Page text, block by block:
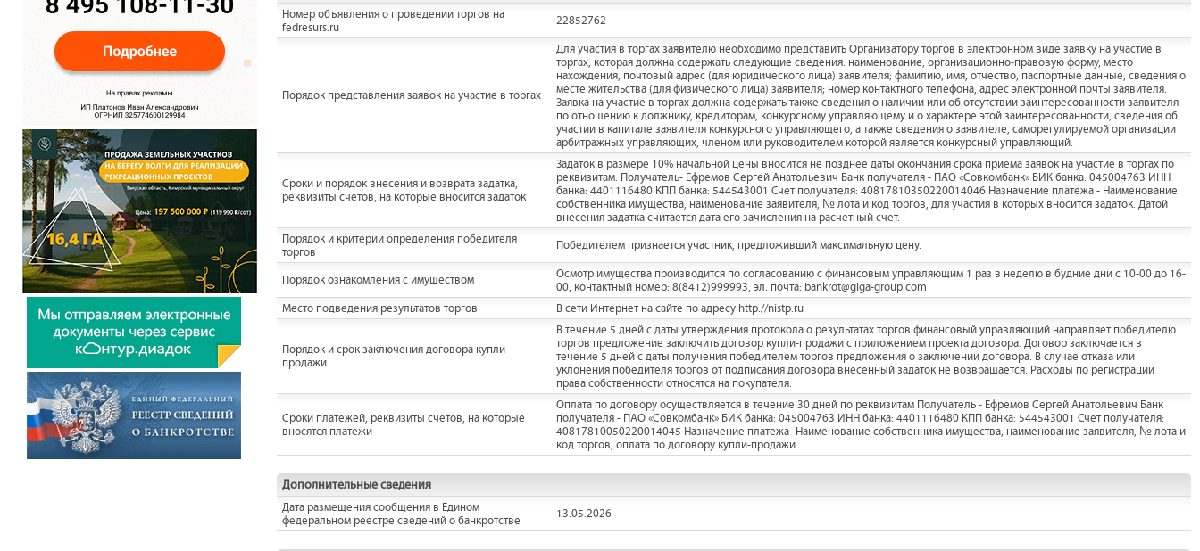
Номер объявления о проведении торгов на
fedresurs.ru
22852762
Порядок представления заявок на участие в торгах
Для участия в торгах заявителю необходимо представить Организатору торгов в электронном виде заявку на участие в
торгах, которая должна содержать следующие сведения: наименование, организационно-правовую форму, место
нахождения, почтовый адрес (для юридического лица) заявителя; фамилию, имя, отчество, паспортные данные, сведения о
месте жительства (для физического лица) заявителя; номер контактного телефона, адрес электронной почты заявителя.
Заявка на участие в торгах должна содержать также сведения о наличии или об отсутствии заинтересованности заявителя
по отношению к должнику, кредиторам, конкурсному управляющему и о характере этой заинтересованности, сведения об
участии в капитале заявителя конкурсного управляющего, а также сведения о заявителе, саморегулируемой организации
арбитражных управляющих, членом или руководителем которой является конкурсный управляющий.
Сроки и порядок внесения и возврата задатка,
реквизиты счетов, на которые вносится задаток
Задаток в размере 10% начальной цены вносится не позднее даты окончания срока приема заявок на участие в торгах по
реквизитам: Получатель- Ефремов Сергей Анатольевич Банк получателя - ПАО «Совкомбанк» БИК банка: 045004763 ИНН
банка: 4401116480 КПП банка: 544543001 Счет получателя: 40817810350220014046 Назначение платежа - Наименование
собственника имущества, наименование заявителя, № лота и код торгов, для участия в которых вносится задаток. Датой
внесения задатка считается дата его зачисления на расчетный счет.
Порядок и критерии определения победителя
торгов
Победителем признается участник, предложивший максимальную цену.
Порядок ознакомления с имуществом
Осмотр имущества производится по согласованию с финансовым управляющим 1 раз в неделю в будние дни с 10-00 до 16-
00, контактный номер: 8(8412)999993, эл. почта: bankrot@giga-group.com
Место подведения результатов торгов
В сети Интернет на сайте по адресу http://nistp.ru
Порядок и срок заключения договора купли-
продажи
В течение 5 дней с даты утверждения протокола о результатах торгов финансовый управляющий направляет победителю
торгов предложение заключить договор купли-продажи с приложением проекта договора. Договор заключается в
течение 5 дней с даты получения победителем торгов предложения о заключении договора. В случае отказа или
уклонения победителя торгов от подписания договора внесенный задаток не возвращается. Расходы по регистрации
права собственности относятся на покупателя.
Сроки платежей, реквизиты счетов, на которые
вносятся платежи
Оплата по договору осуществляется в течение 30 дней по реквизитам Получатель - Ефремов Сергей Анатольевич Банк
получателя - ПАО «Совкомбанк» БИК банка: 045004763 ИНН банка: 4401116480 КПП банка: 544543001 Счет получателя:
40817810050220014045 Назначение платежа- Наименование собственника имущества, наименование заявителя, № лота и
код торгов, оплата по договору купли-продажи.
Дополнительные сведения
Дата размещения сообщения в Едином
федеральном реестре сведений о банкротстве
13.05.2026